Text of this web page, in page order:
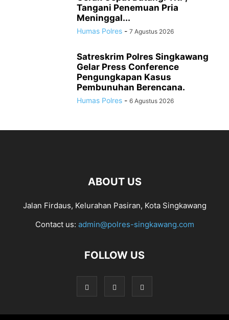
Tangani Penemuan Pria
Meninggal...
Humas Polres - 7 Agustus 2026
Satreskrim Polres Singkawang
Gelar Press Conference
Pengungkapan Kasus
Pembunuhan Berencana.
Humas Polres - 6 Agustus 2026
ABOUT US
Jalan Firdaus, Kelurahan Pasiran, Kota Singkawang
Contact us: admin@polres-singkawang.com
FOLLOW US